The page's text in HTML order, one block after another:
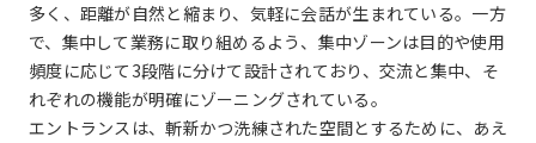
多く、距離が自然と縮まり、気軽に会話が生まれている。一方
で、集中して業務に取り組めるよう、集中ゾーンは目的や使用
頻度に応じて3段階に分けて設計されており、交流と集中、そ
れぞれの機能が明確にゾーニングされている。
エントランスは、斬新かつ洗練された空間とするために、あえ